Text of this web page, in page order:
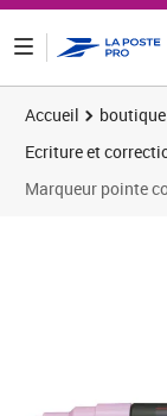
Accueil boutique
Ecriture et
Marqueur pointe